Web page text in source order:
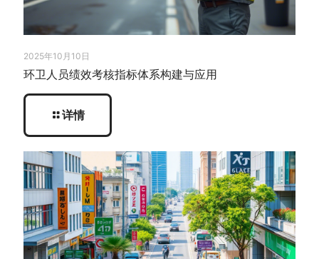
2025年10月10日
环卫人员绩效考核指标体系构建与应用
详情